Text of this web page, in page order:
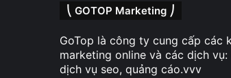
⎝ GOTOP Marketing ⎠
GoTop là công ty cung cấp các
marketing online và các dịch
dịch vụ seo, quảng cáo.vvv